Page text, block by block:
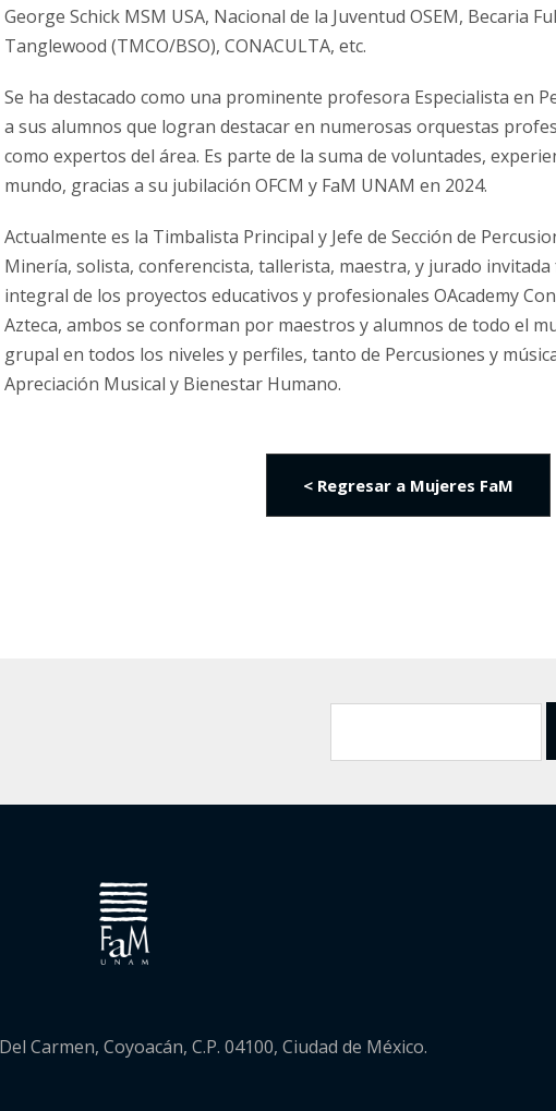
George Schick MSM USA, Nacional de la Juventud OSEM, Becaria
Tanglewood (TMCO/BSO), CONACULTA, etc.
Se ha destacado como una prominente profesora Especialista en
a sus alumnos que logran destacar en numerosas orquestas
como expertos del área. Es parte de la suma de voluntades,
mundo, gracias a su jubilación OFCM y FaM UNAM en 2024.
Actualmente es la Timbalista Principal y Jefe de Sección de
Minería, solista, conferencista, tallerista, maestra, y jurado
integral de los proyectos educativos y profesionales OAcademy
Azteca, ambos se conforman por maestros y alumnos de todo el
grupal en todos los niveles y perfiles, tanto de Percusiones y
Apreciación Musical y Bienestar Humano.
< Regresar a Mujeres FaM
Carmen, Coyoacán, C.P. 04100, Ciudad de México.